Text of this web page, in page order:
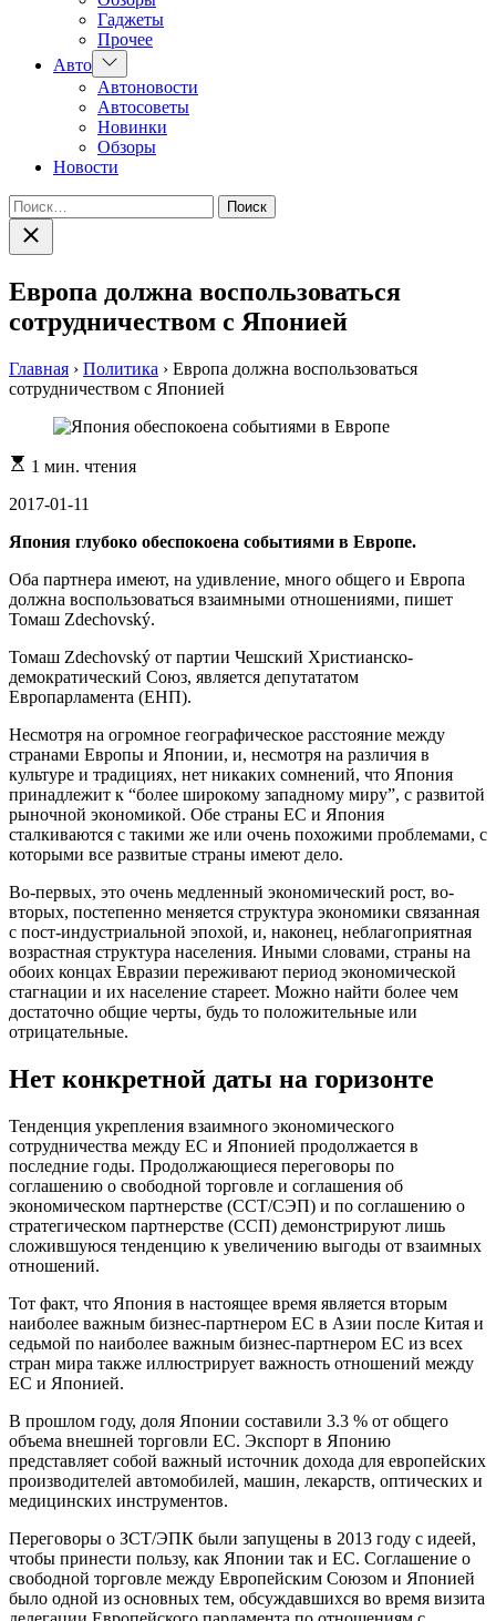
Гаджеты
Прочее
Авто Показать
подменю
Автоновости
Автосоветы
Новинки
Обзоры
Новости
Найти:
Закрыть
поиск
Европа должна воспользоваться
сотрудничеством с Японией
Главная › Политика › Европа должна воспользоваться
сотрудничеством с Японией
Расчетное
чтения
1 мин. чтения
2017-01-11
Япония глубоко обеспокоена событиями в Европе.
Оба партнера имеют, на удивление, много общего и Европа
должна воспользоваться взаимными отношениями, пишет
Томаш Zdechovský.
Томаш Zdechovský от партии Чешский Христианско-
демократический Союз, является депутататом
Европарламента (ЕНП).
Несмотря на огромное географическое расстояние между
странами Европы и Японии, и, несмотря на различия в
культуре и традициях, нет никаких сомнений, что Япония
принадлежит к “более широкому западному миру”, с развитой
рыночной экономикой. Обе страны ЕС и Япония
сталкиваются с такими же или очень похожими проблемами, с
которыми все развитые страны имеют дело.
Во-первых, это очень медленный экономический рост, во-
вторых, постепенно меняется структура экономики связанная
с пост-индустриальной эпохой, и, наконец, неблагоприятная
возрастная структура населения. Иными словами, страны на
обоих концах Евразии переживают период экономической
стагнации и их население стареет. Можно найти более чем
достаточно общие черты, будь то положительные или
отрицательные.
Нет конкретной даты на горизонте
Тенденция укрепления взаимного экономического
сотрудничества между ЕС и Японией продолжается в
последние годы. Продолжающиеся переговоры по
соглашению о свободной торговле и соглашения об
экономическом партнерстве (ССТ/СЭП) и по соглашению о
стратегическом партнерстве (ССП) демонстрируют лишь
сложившуюся тенденцию к увеличению выгоды от взаимных
отношений.
Тот факт, что Япония в настоящее время является вторым
наиболее важным бизнес-партнером ЕС в Азии после Китая и
седьмой по наиболее важным бизнес-партнером ЕС из всех
стран мира также иллюстрирует важность отношений между
ЕС и Японией.
В прошлом году, доля Японии составили 3.3 % от общего
объема внешней торговли ЕС. Экспорт в Японию
представляет собой важный источник дохода для европейских
производителей автомобилей, машин, лекарств, оптических и
медицинских инструментов.
Переговоры о ЗСТ/ЭПК были запущены в 2013 году с идеей,
чтобы принести пользу, как Японии так и ЕС. Соглашение о
свободной торговле между Европейским Союзом и Японией
было одной из основных тем, обсуждавшихся во время визита